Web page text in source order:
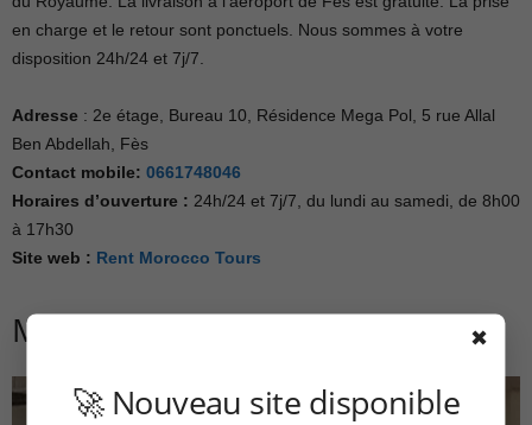
✖
🚀 Nouveau site disponible
en charge et le retour sont ponctuels. Nous sommes à votre
disposition 24h/24 et 7j/7.
Adresse : 2e étage, Bureau 10, Résidence Mega Pol, 5 rue Allal
Ben Abdellah, Fès
Contact mobile: 0661748046
Horaires d’ouverture : 24h/24 et 7j/7, du lundi au samedi, de 8h00
à 17h30
Site web : Rent Morocco Tours
Maison Ben Hi Car